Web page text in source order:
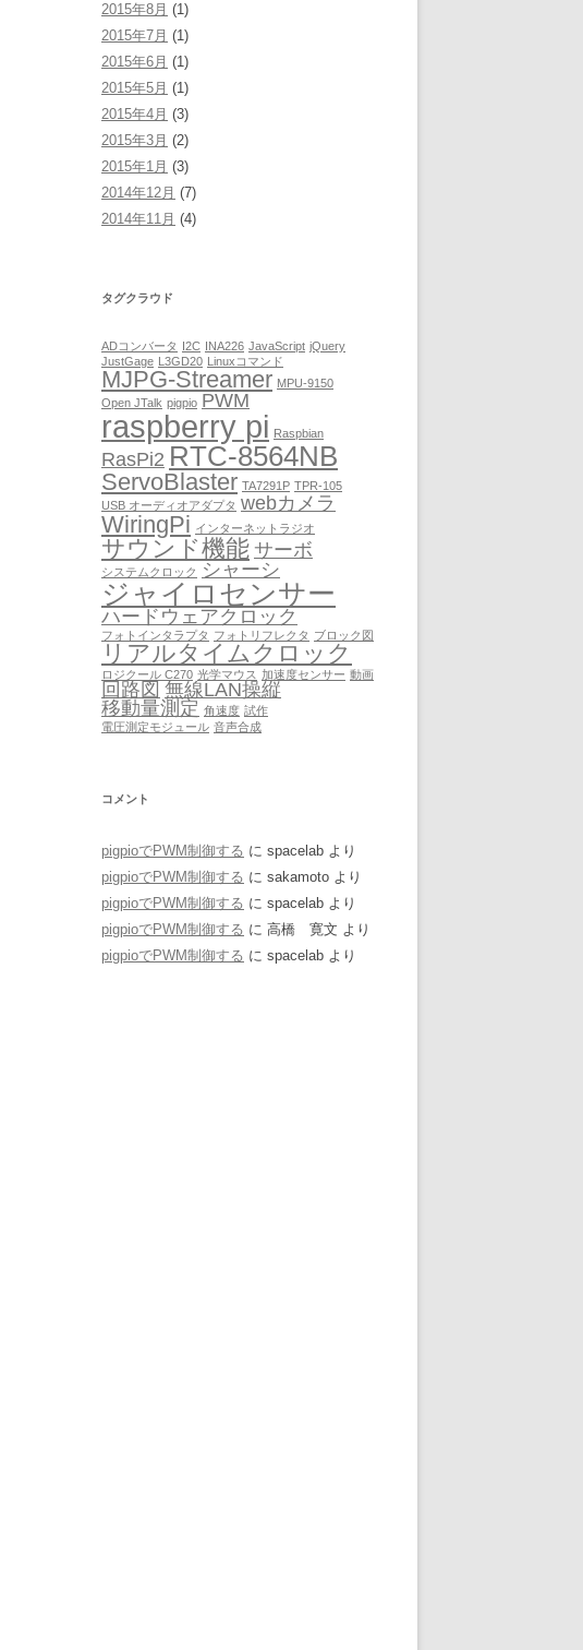
2015年8月 (1)
2015年7月 (1)
2015年6月 (1)
2015年5月 (1)
2015年4月 (3)
2015年3月 (2)
2015年1月 (3)
2014年12月 (7)
2014年11月 (4)
タグクラウド
ADコンバータ I2C INA226 JavaScript jQuery
JustGage L3GD20 Linuxコマンド
MJPG-Streamer MPU-9150
Open JTalk pigpio PWM
raspberry pi Raspbian
RasPi2 RTC-8564NB
ServoBlaster TA7291P TPR-105
USB オーディオアダプタ webカメラ
WiringPi インターネットラジオ
サウンド機能 サーボ
システムクロック シャーシ
ジャイロセンサー
ハードウェアクロック
フォトインタラプタ フォトリフレクタ ブロック図
リアルタイムクロック
ロジクール C270 光学マウス 加速度センサー 動画
回路図 無線LAN操縦
移動量測定 角速度 試作
電圧測定モジュール 音声合成
コメント
pigpioでPWM制御する に spacelab より
pigpioでPWM制御する に sakamoto より
pigpioでPWM制御する に spacelab より
pigpioでPWM制御する に 高橋 寛文 より
pigpioでPWM制御する に spacelab より